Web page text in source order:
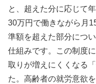
と、超えた分に応じて
30万円で働きながら月
準額を超えた部分につ
仕組みです。この制度
取りが増えにくくなる
た。高齢者の就労意欲